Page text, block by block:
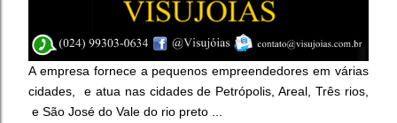
A empresa fornece a pequenos empreendedores em várias
cidades, e atua nas cidades de Petrópolis, Areal, Três rios,
e São José do Vale do rio preto ...